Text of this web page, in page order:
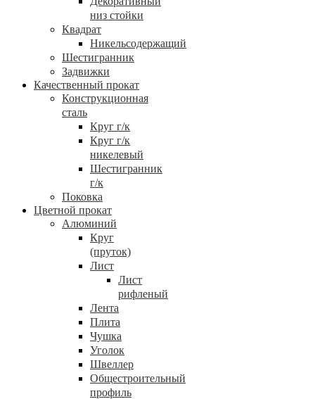
низ стойки
Квадрат
Никельсодержащий
Шестигранник
Задвижки
Качественный прокат
Конструкционная
сталь
Круг г/к
Круг г/к
никелевый
Шестигранник
г/к
Поковка
Цветной прокат
Алюминий
Круг
(пруток)
Лист
Лист
рифленый
Лента
Плита
Чушка
Уголок
Швеллер
Общестроительный
профиль